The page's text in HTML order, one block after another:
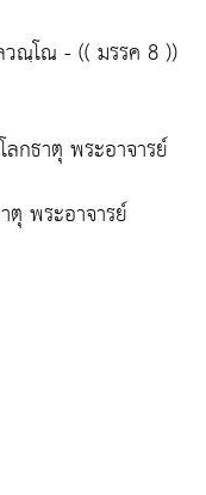
ณฺโณ - (( มรรค 8 ))
กธาตุ พระอาจารย์
พระอาจารย์